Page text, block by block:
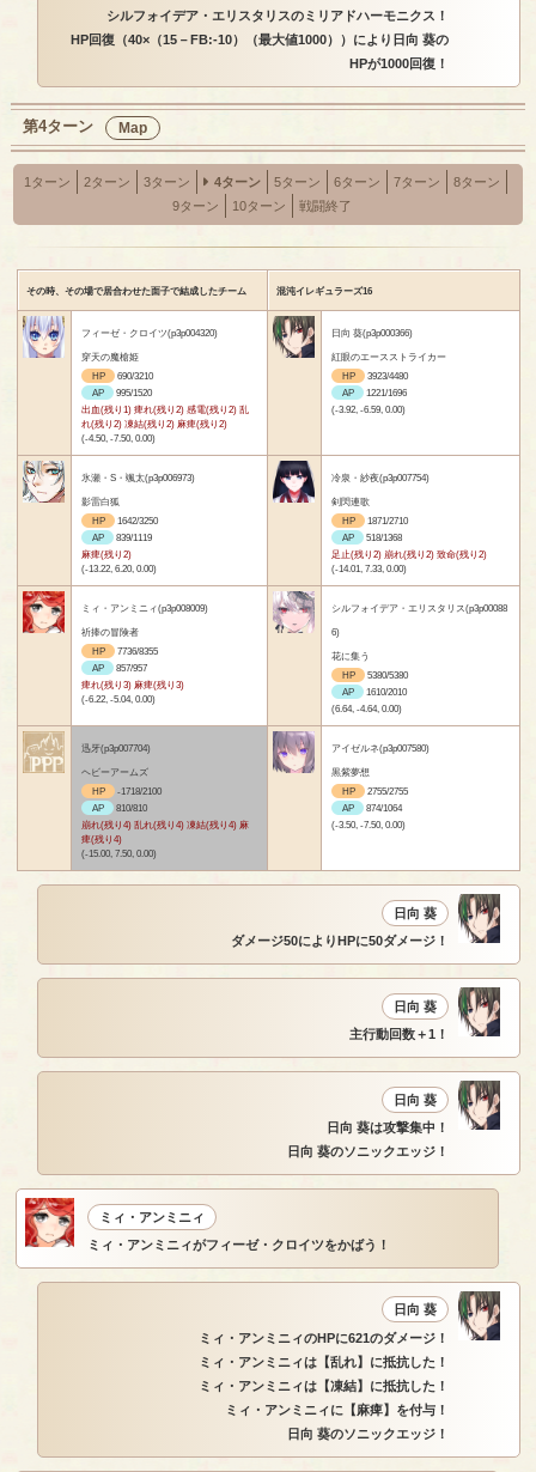
シルフォイデア・エリスタリスのミリアドハーモニクス！
HP回復（40×（15－FB:-10）（最大値1000））により日向 葵の
HPが1000回復！
第4ターン Map
1ターン 2ターン 3ターン 4ターン 5ターン 6ターン 7ターン
8ターン
9ターン
10ターン 戦闘終了
その時、その場で居合わせた面子で結成したチーム 混沌イレギュラーズ16
フィーゼ・クロイツ(p3p004320)
穿天の魔槍姫
HP
690/3210
AP
995/1520
出血(残り1) 痺れ(残り2) 感電(残り2) 乱
れ(残り2) 凍結(残り2) 麻痺(残り2)
(-4.50, -7.50, 0.00)
日向 葵(p3p000366)
紅眼のエースストライカー
HP
3923/4480
AP
1221/1696
(-3.92, -6.59, 0.00)
氷瀬・S・颯太(p3p006973)
影雷白狐
HP
1642/3250
AP
839/1119
麻痺(残り2)
(-13.22, 6.20, 0.00)
冷泉・紗夜(p3p007754)
剣閃連歌
HP
1871/2710
AP
518/1368
足止(残り2) 崩れ(残り2) 致命(残り2)
(-14.01, 7.33, 0.00)
ミィ・アンミニィ(p3p008009)
祈捧の冒険者
HP
7736/8355
AP
857/957
痺れ(残り3) 麻痺(残り3)
(-6.22, -5.04, 0.00)
シルフォイデア・エリスタリス(p3p00088
6)
花に集う
HP
5380/5380
AP
1610/2010
(6.64, -4.64, 0.00)
迅牙(p3p007704)
ヘビーアームズ
HP
-1718/2100
AP
810/810
崩れ(残り4) 乱れ(残り4) 凍結(残り4) 麻
痺(残り4)
(-15.00, 7.50, 0.00)
アイゼルネ(p3p007580)
黒紫夢想
HP
2755/2755
AP
874/1064
(-3.50, -7.50, 0.00)
日向 葵
ダメージ50によりHPに50ダメージ！
日向 葵
主行動回数＋1！
日向 葵
日向 葵は攻撃集中！
日向 葵のソニックエッジ！
ミィ・アンミニィ
ミィ・アンミニィがフィーゼ・クロイツをかばう！
日向 葵
ミィ・アンミニィのHPに621のダメージ！
ミィ・アンミニィは【乱れ】に抵抗した！
ミィ・アンミニィは【凍結】に抵抗した！
ミィ・アンミニィに【麻痺】を付与！
日向 葵のソニックエッジ！